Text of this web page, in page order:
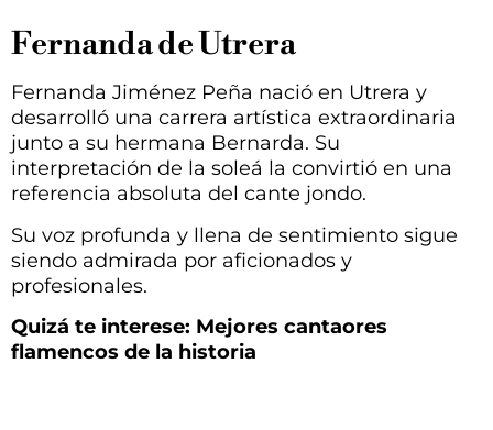
Fernanda de Utrera
Fernanda Jiménez Peña nació en Utrera y
desarrolló una carrera artística extraordinaria
junto a su hermana Bernarda. Su
interpretación de la soleá la convirtió en una
referencia absoluta del cante jondo.
Su voz profunda y llena de sentimiento sigue
siendo admirada por aficionados y
profesionales.
Quizá te interese: Mejores cantaores
flamencos de la historia